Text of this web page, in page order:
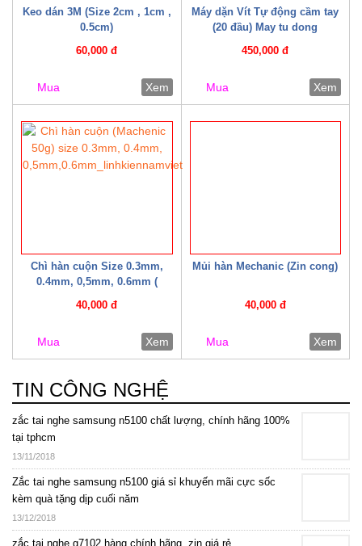
Keo dán 3M (Size 2cm , 1cm ,
0.5cm)
60,000 đ
Mua Xem
Máy dặn Vít Tự động cầm tay
(20 đầu) May tu dong
450,000 đ
Mua Xem
Chì hàn cuộn Size 0.3mm,
0.4mm, 0,5mm, 0.6mm (
40,000 đ
Mua Xem
Mủi hàn Mechanic (Zin cong)
40,000 đ
Mua Xem
TIN CÔNG NGHỆ
zắc tai nghe samsung n5100 chất lượng, chính hãng 100%
tại tphcm
13/11/2018
Zắc tai nghe samsung n5100 giá sỉ khuyến mãi cực sốc
kèm quà tặng dịp cuối năm
13/12/2018
zắc tai nghe g7102 hàng chính hãng, zin giá rẻ